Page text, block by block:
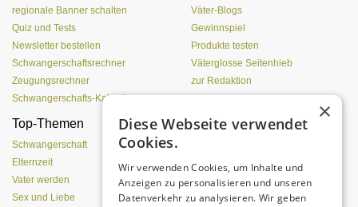
regionale Banner schalten
Quiz und Tests
Newsletter bestellen
Schwangerschaftsrechner
Zeugungsrechner
Schwangerschafts-Kalender
Väter-Blogs
Gewinnspiel
Produkte testen
Väterglosse Seitenhieb
zur Redaktion
Top-Themen
Schwangerschaft
Elternzeit
Vater werden
Sex und Liebe
Einen Lehmofen
×
Diese Webseite verwendet
Cookies.
Wir verwenden Cookies, um Inhalte und
Anzeigen zu personalisieren und unseren
Datenverkehr zu analysieren. Wir geben